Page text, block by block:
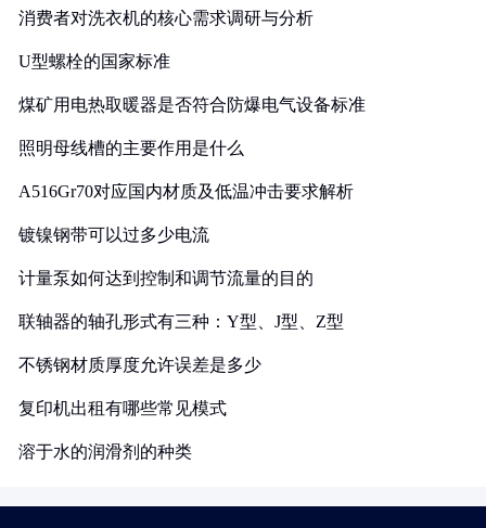
消费者对洗衣机的核心需求调研与分析
U型螺栓的国家标准
煤矿用电热取暖器是否符合防爆电气设备标准
照明母线槽的主要作用是什么
A516Gr70对应国内材质及低温冲击要求解析
镀镍钢带可以过多少电流
计量泵如何达到控制和调节流量的目的
联轴器的轴孔形式有三种：Y型、J型、Z型
不锈钢材质厚度允许误差是多少
复印机出租有哪些常见模式
溶于水的润滑剂的种类